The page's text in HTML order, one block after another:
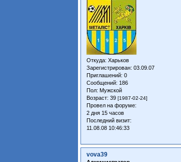
Откуда: Харьков
Зарегистрирован: 03.09.07
Приглашений: 0
Сообщений: 186
Пол: Мужской
Возраст: 39[1987-02-24]
Провел на форуме:
2 дня 15 часов
Последний визит:
11.08.08 10:46:33
vova39